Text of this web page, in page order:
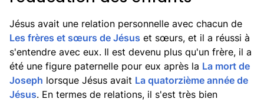
Jésus avait une relation personnelle avec chacun de
Les frères et sœurs de Jésus et sœurs, et il a réussi à
s'entendre avec eux. Il est devenu plus qu'un frère, il a
été une figure paternelle pour eux après la La mort de
Joseph lorsque Jésus avait La quatorzième année de
Jésus. En termes de relations, il s'est très bien